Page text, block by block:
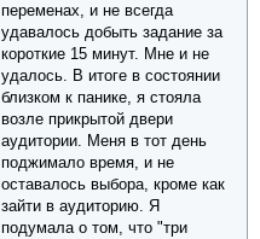
переменах, и не всегда
удавалось добыть задание за
короткие 15 минут. Мне и не
удалось. В итоге в состоянии
близком к панике, я стояла
возле прикрытой двери
аудитории. Меня в тот день
поджимало время, и не
оставалось выбора, кроме как
зайти в аудиторию. Я
подумала о том, что "три